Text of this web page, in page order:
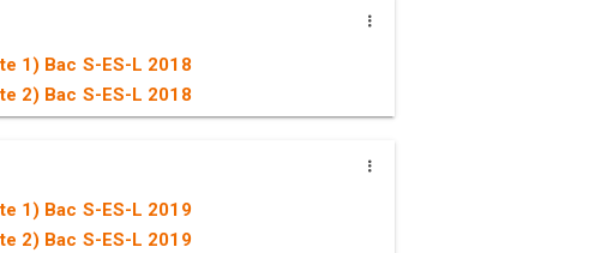
1) Bac S-ES-L 2018
2) Bac S-ES-L 2018
1) Bac S-ES-L 2019
2) Bac S-ES-L 2019